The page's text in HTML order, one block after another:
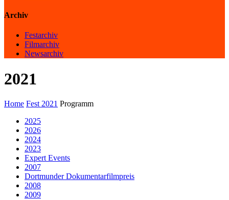
Archiv
Festarchiv
Filmarchiv
Newsarchiv
2021
Home Fest 2021 Programm
2025
2026
2024
2023
Expert Events
2007
Dortmunder Dokumentarfilmpreis
2008
2009